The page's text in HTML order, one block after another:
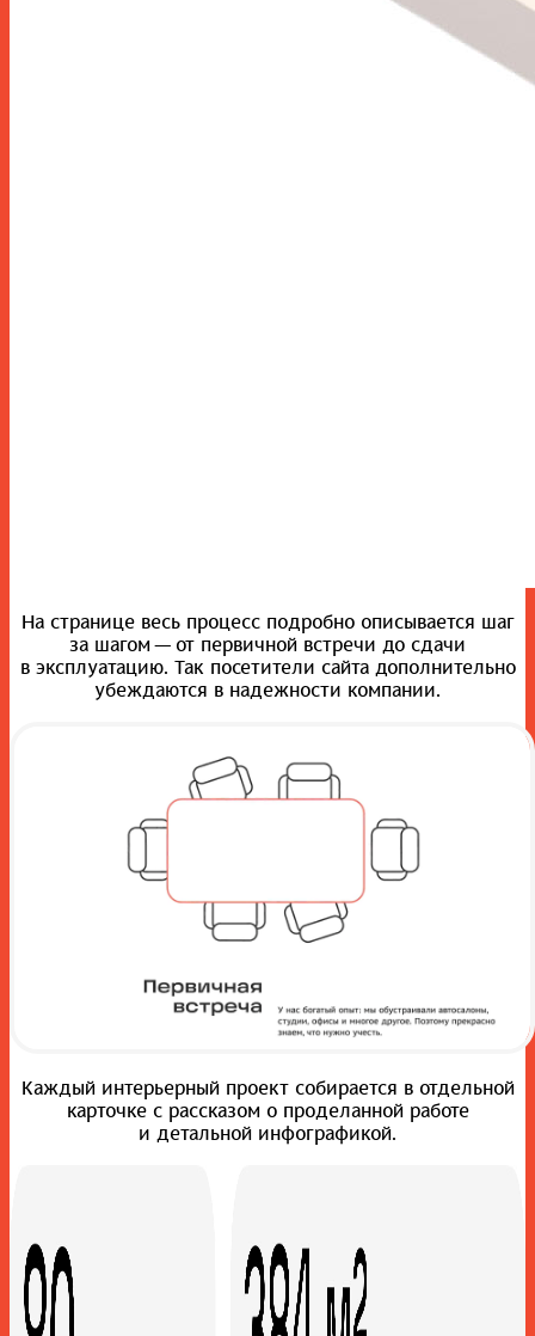
На странице весь процесс подробно описывается шаг
за шагом — от первичной встречи до сдачи
в эксплуатацию. Так посетители сайта дополнительно
убеждаются в надежности компании.
Каждый интерьерный проект собирается в отдельной
карточке с рассказом о проделанной работе
и детальной инфографикой.